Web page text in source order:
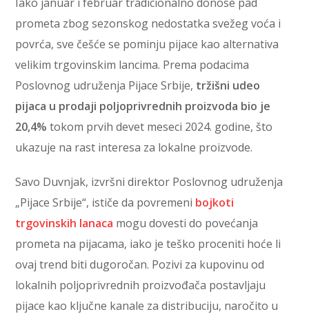
prometa zbog sezonskog nedostatka svežeg voća i
povrća, sve češće se pominju pijace kao alternativa
velikim trgovinskim lancima. Prema podacima
Poslovnog udruženja Pijace Srbije, tržišni udeo
pijaca u prodaji poljoprivrednih proizvoda bio je
20,4% tokom prvih devet meseci 2024. godine, što
ukazuje na rast interesa za lokalne proizvode.
Savo Duvnjak, izvršni direktor Poslovnog udruženja
„Pijace Srbije“, ističe da povremeni bojkoti
trgovinskih lanaca mogu dovesti do povećanja
prometa na pijacama, iako je teško proceniti hoće li
ovaj trend biti dugoročan. Pozivi za kupovinu od
lokalnih poljoprivrednih proizvođača postavljaju
pijace kao ključne kanale za distribuciju, naročito u